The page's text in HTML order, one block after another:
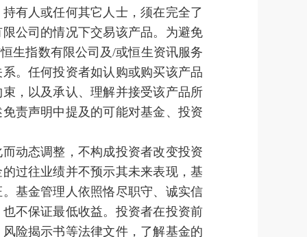
有人或任何其它人士，须在完全了
公司的情况下交易该产品。为避免
生指数有限公司及/或恒生资讯服务
。任何投资者如认购或购买该产品
，以及承认、理解并接受该产品所
责声明中提及的可能对基金、投资
动态调整，不构成投资者改变投资
过往业绩并不预示其未来表现，基
基金管理人依照恪尽职守、诚实信
不保证最低收益。投资者在投资前
险揭示书等法律文件，了解基金的